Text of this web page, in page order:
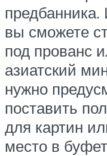
вы сможете
под прованс
азиатский
нужно
поставить
для картин
место в